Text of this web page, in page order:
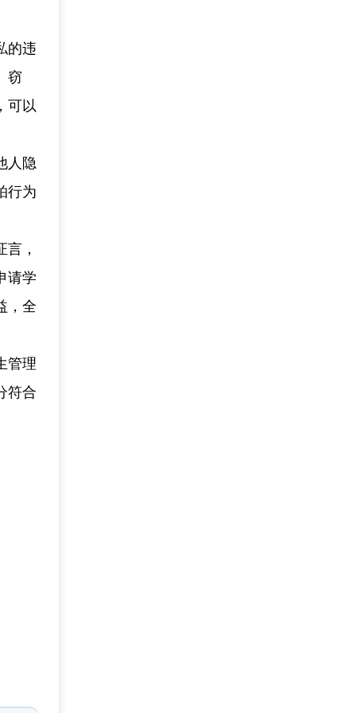
的违
窃
可以
人隐
行为
，
请学
，全
管理
符合